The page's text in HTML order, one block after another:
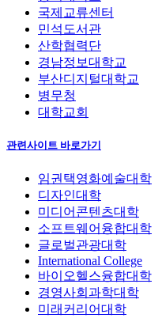
국제교류센터
민석도서관
산학협력단
경남정보대학교
부산디지털대학교
병무청
대학교회
관련사이트 바로가기
임권택영화예술대학
디자인대학
미디어콘텐츠대학
소프트웨어융합대학
글로벌관광대학
International College
바이오헬스융합대학
경영사회과학대학
미래커리어대학